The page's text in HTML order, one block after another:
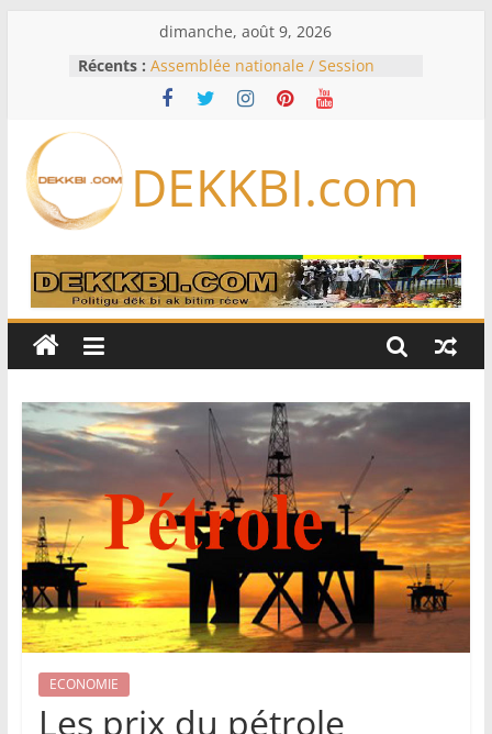
dimanche, août 9, 2026
Récents : Assemblée nationale / Session
extraordinaire: Six commissions
d’enquête à l’ordre du jour ce lundi
Bénin: Patrice Talon élu président
du Sénat, moins de trois mois
Pakistan et la Turquie signent un
accord de défense
RD Congo: Kinshasa interdit les
exportations de cuivre et de cobalt
production
DEKKBI.com
ECONOMIE
Les prix du pétrole